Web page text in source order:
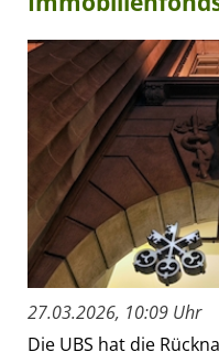
27.03.2026, 10:09 Uhr
Die UBS hat die